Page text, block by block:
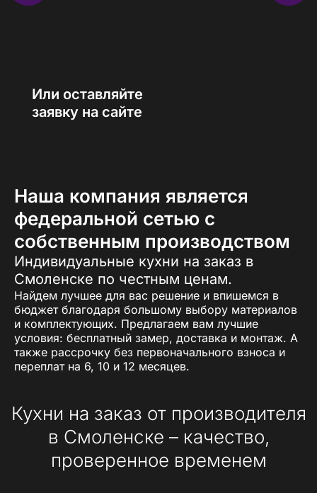
Или оставляйте
заявку на сайте
Наша компания является
федеральной сетью с
собственным производством
Индивидуальные кухни на заказ в
Смоленске по честным ценам.
Найдем лучшее для вас решение и впишемся в
бюджет благодаря большому выбору материалов
и комплектующих. Предлагаем вам лучшие
условия: бесплатный замер, доставка и монтаж. А
также рассрочку без первоначального взноса и
переплат на 6, 10 и 12 месяцев.
Кухни на заказ от производителя
в Смоленске – качество,
проверенное временем